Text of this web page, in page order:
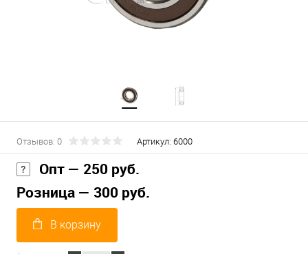
Отзывов: 0 Артикул: 6000
Опт — 250 руб.
Розница — 300 руб.
В корзину